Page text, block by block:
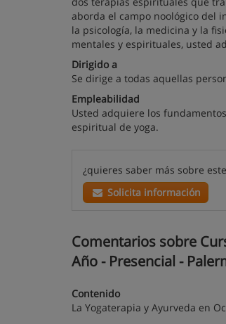
aborda el campo noológico del
la psicología, la medicina y la
mentales y espirituales, usted
Dirigido a
Se dirige a todas aquellas
Empleabilidad
Usted adquiere los
espiritual de yoga.
¿quieres saber más sobre
Solicita información
Comentarios sobre
Año - Presencial -
Contenido
La Yogaterapia y Ayurveda en